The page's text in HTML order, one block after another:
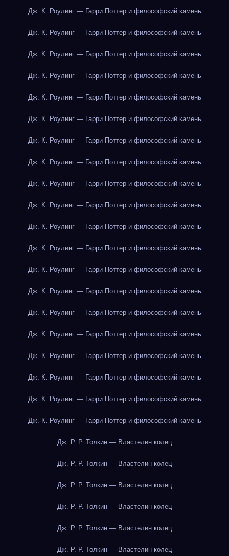
Дж. К. Роулинг — Гарри Поттер и философский камень
Дж. К. Роулинг — Гарри Поттер и философский камень
Дж. К. Роулинг — Гарри Поттер и философский камень
Дж. К. Роулинг — Гарри Поттер и философский камень
Дж. К. Роулинг — Гарри Поттер и философский камень
Дж. К. Роулинг — Гарри Поттер и философский камень
Дж. К. Роулинг — Гарри Поттер и философский камень
Дж. К. Роулинг — Гарри Поттер и философский камень
Дж. К. Роулинг — Гарри Поттер и философский камень
Дж. К. Роулинг — Гарри Поттер и философский камень
Дж. К. Роулинг — Гарри Поттер и философский камень
Дж. К. Роулинг — Гарри Поттер и философский камень
Дж. К. Роулинг — Гарри Поттер и философский камень
Дж. К. Роулинг — Гарри Поттер и философский камень
Дж. К. Роулинг — Гарри Поттер и философский камень
Дж. К. Роулинг — Гарри Поттер и философский камень
Дж. К. Роулинг — Гарри Поттер и философский камень
Дж. К. Роулинг — Гарри Поттер и философский камень
Дж. К. Роулинг — Гарри Поттер и философский камень
Дж. К. Роулинг — Гарри Поттер и философский камень
Дж. Р. Р. Толкин — Властелин колец
Дж. Р. Р. Толкин — Властелин колец
Дж. Р. Р. Толкин — Властелин колец
Дж. Р. Р. Толкин — Властелин колец
Дж. Р. Р. Толкин — Властелин колец
Дж. Р. Р. Толкин — Властелин колец